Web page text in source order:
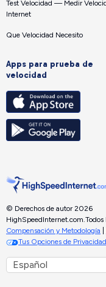
Test Velocidad — Medir
Internet
Que Velocidad Necesito
Apps para prueba de
velocidad
© Derechos de autor 2026
HighSpeedInternet.com. Todos
Compensación y Metodología
Tus Opciones de Privacidad